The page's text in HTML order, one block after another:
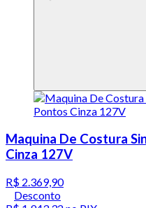
Maquina De Costura
Cinza 127V
R$ 2.369,90
Desconto